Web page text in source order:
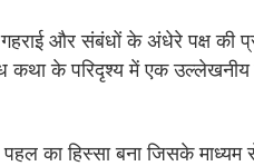
और संबंधों के अंधेरे पक्ष की
कथा के परिदृश्य में एक
का हिस्सा बना जिसके माध्यम